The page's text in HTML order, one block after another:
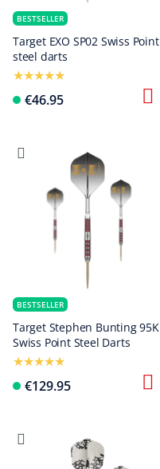
BESTSELLER
Target EXO SP02 Swiss Point
steel darts
€46.95
BESTSELLER
Target Stephen Bunting 95K
Swiss Point Steel Darts
€129.95